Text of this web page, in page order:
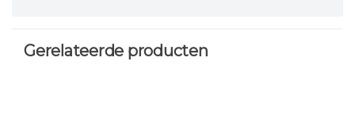
Gerelateerde producten